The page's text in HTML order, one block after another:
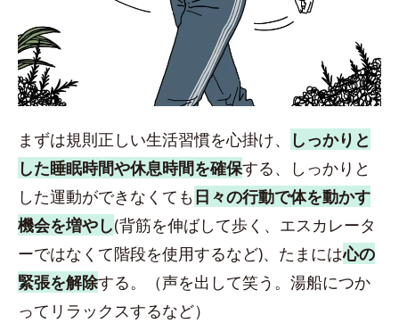
まずは規則正しい生活習慣を心掛け、
しっかりと
した睡眠時間や休息時間を確保する、しっかりと
した運動ができなくても 日々の行動で体を動かす
機会を増やし(背筋を伸ばして歩く、エスカレータ
ーではなくて階段を使用するなど)、たまには心の
緊張を解除する。（声を出して笑う。湯船につか
ってリラックスするなど）